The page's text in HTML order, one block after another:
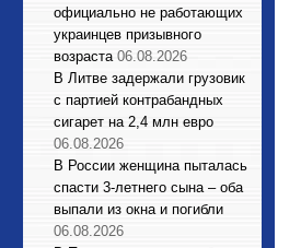
официально не работающих
украинцев призывного
возраста 06.08.2026
В Литве задержали грузовик
с партией контрабандных
сигарет на 2,4 млн евро
06.08.2026
В России женщина пыталась
спасти 3-летнего сына – оба
выпали из окна и погибли
06.08.2026